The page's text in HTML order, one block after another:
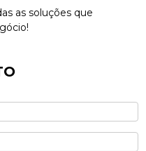
as soluções que